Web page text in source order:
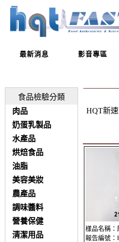
最新消息 影音專區
食品檢驗分類
肉品
奶蛋乳製品
水產品
烘焙食品
油脂
美容美妝
農產品
調味醬料
營養保健
清潔用品
HQT新
樣品名稱：
報告編號：